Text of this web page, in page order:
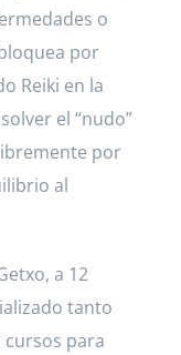
o
por
Reiki en la
el “nudo”
por
al
a 12
tanto
cursos para